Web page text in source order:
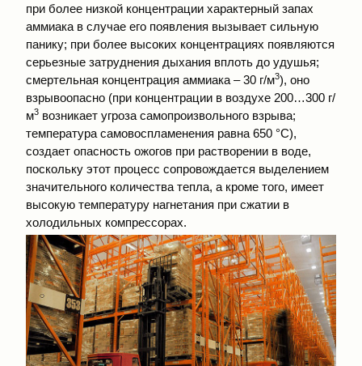
при более низкой концентрации характерный запах
аммиака в случае его появления вызывает сильную
панику; при более высоких концентрациях появляются
серьезные затруднения дыхания вплоть до удушья;
смертельная концентрация аммиака – 30 г/м3), оно
взрывоопасно (при концентрации в воздухе 200…300 г/
м3 возникает угроза самопроизвольного взрыва;
температура самовоспламенения равна 650 °С),
создает опасность ожогов при растворении в воде,
поскольку этот процесс сопровождается выделением
значительного количества тепла, а кроме того, имеет
высокую температуру нагнетания при сжатии в
холодильных компрессорах.